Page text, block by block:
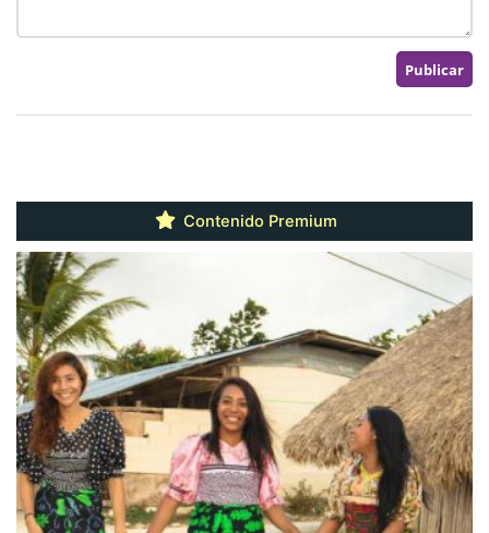
Contenido Premium